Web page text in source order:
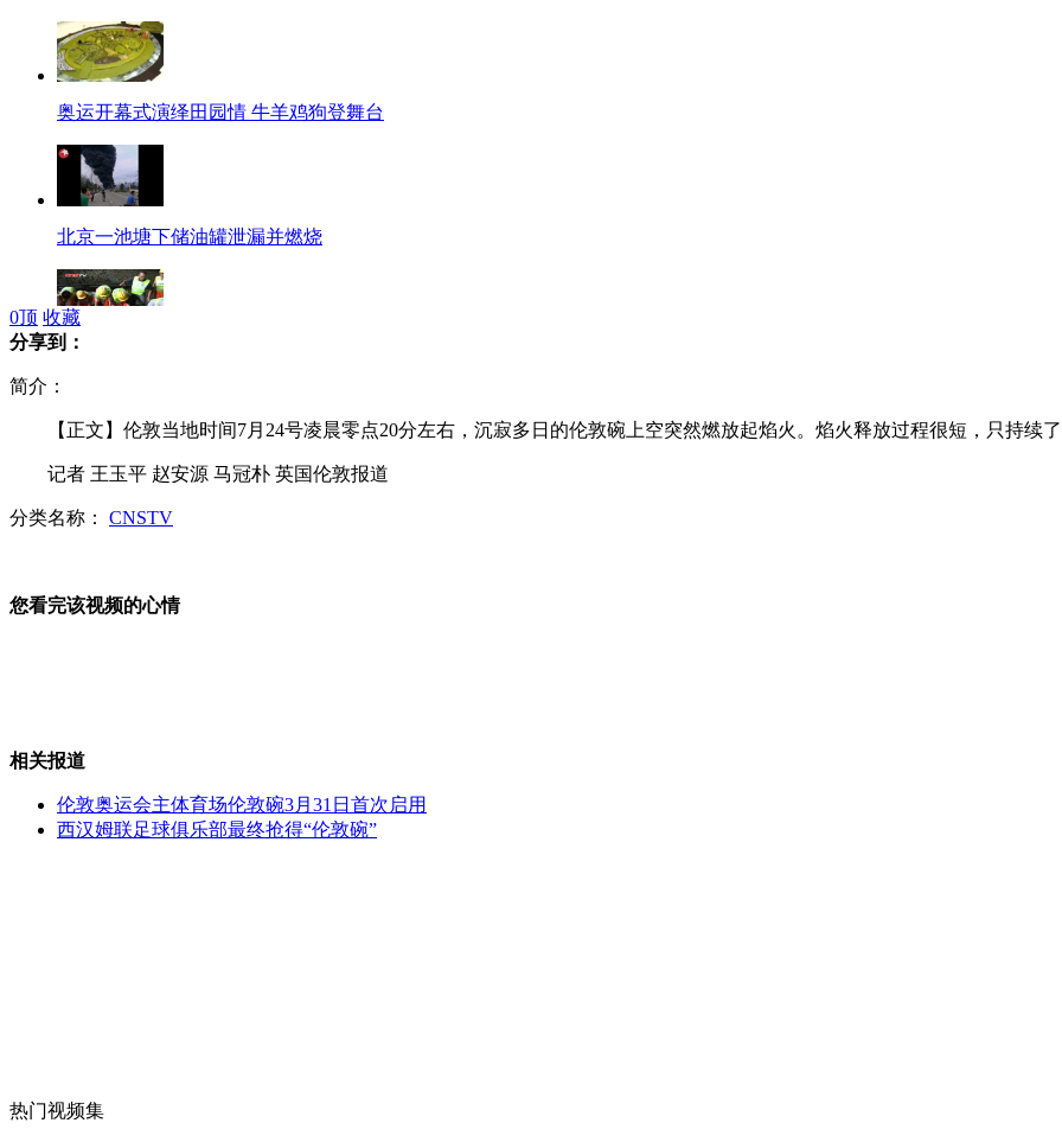
奥运开幕式演绎田园情 牛羊鸡狗登舞台
北京一池塘下储油罐泄漏并燃烧
美国一辆货车撞树死伤23人
广州：街头贴裸体海报遭反对
0顶 收藏
分享到：
简介：
【正文】伦敦当地时间7月24号凌晨零点20分左右，沉寂多日的伦敦碗上空突然燃放起焰火。焰火释放过程很短，只持续了
记者 王玉平 赵安源 马冠朴 英国伦敦报道
分类名称： CNSTV
您看完该视频的心情
相关报道
伦敦奥运会主体育场伦敦碗3月31日首次启用
西汉姆联足球俱乐部最终抢得“伦敦碗”
热门视频集